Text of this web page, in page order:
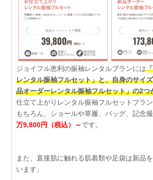
ジョイフル恵利の振袖レンタルプランには
レンタル振袖フルセット」と、自身のサイ
品オーダーレンタル振袖フルセット」の2つ
仕立て上がりレンタル振袖フルセットプラ
もちろん、ショールや草履、バッグ、記念
万9,800円（税込）～です。
また、直接肌に触れる肌着類や足袋は新品
います。